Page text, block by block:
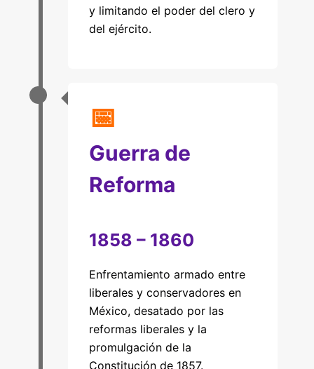
y limitando el poder del clero y
del ejército.
📅
Guerra de
Reforma
1858 – 1860
Enfrentamiento armado entre
liberales y conservadores en
México, desatado por las
reformas liberales y la
promulgación de la
Constitución de 1857.